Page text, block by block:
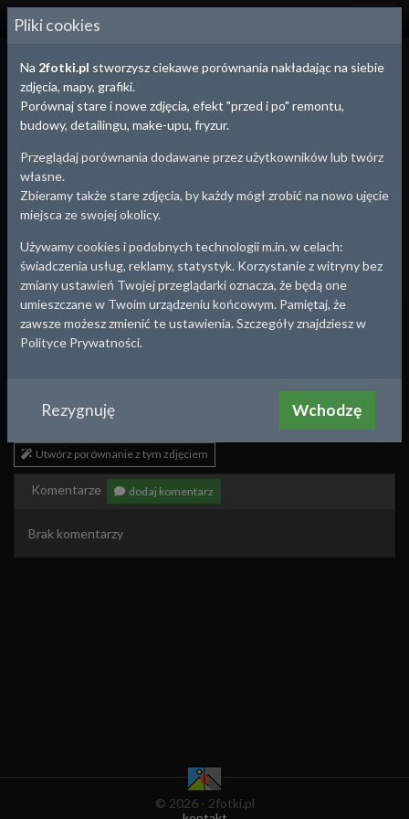
2FOTKI.PL
Białystok, woj. Podlaskie
Okolice ratusza
2011-01-06 16:10
Utwórz porównanie z tym zdjęciem
Komentarze dodaj komentarz
Brak komentarzy
© 2026 - 2fotki.pl
Pliki cookies
Na 2fotki.pl stworzysz ciekawe porównania nakładając na siebie
zdjęcia, mapy, grafiki.
Porównaj stare i nowe zdjęcia, efekt "przed i po" remontu,
budowy, detailingu, make-upu, fryzur.
Przeglądaj porównania dodawane przez użytkowników lub twórz
własne.
Zbieramy także stare zdjęcia, by każdy mógł zrobić na nowo ujęcie
miejsca ze swojej okolicy.
Używamy cookies i podobnych technologii m.in. w celach:
świadczenia usług, reklamy, statystyk. Korzystanie z witryny bez
zmiany ustawień Twojej przeglądarki oznacza, że będą one
umieszczane w Twoim urządzeniu końcowym. Pamiętaj, że
zawsze możesz zmienić te ustawienia. Szczegóły znajdziesz w
Polityce Prywatności.
Rezygnuję Wchodzę